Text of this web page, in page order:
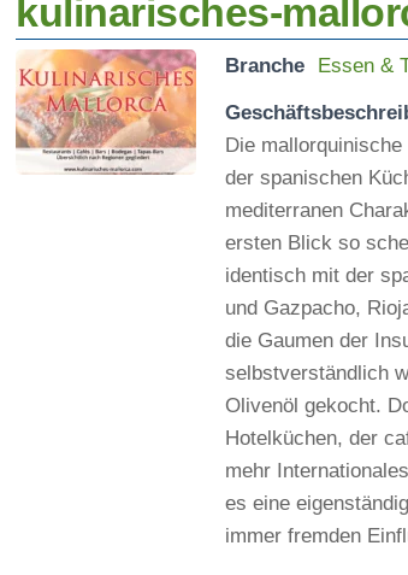
kulinarisches-
Branche Essen &
Die
der spanischen
mediterranen
ersten Blick so
identisch mit der
und Gazpacho,
die Gaumen der
selbstverständlich
Olivenöl gekocht.
Hotelküchen, der
mehr
es eine
immer fremden